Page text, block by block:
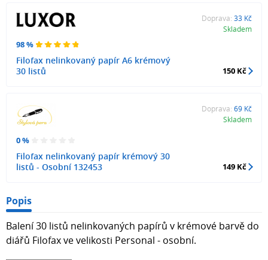
98 %
Filofax nelinkovaný papír A6 krémový
30 listů
Doprava: 33 Kč
Skladem
150 Kč
0 %
Filofax nelinkovaný papír krémový 30
listů - Osobní 132453
Doprava: 69 Kč
Skladem
149 Kč
Popis
Balení 30 listů nelinkovaných papírů v krémové barvě do
diářů Filofax ve velikosti Personal - osobní.